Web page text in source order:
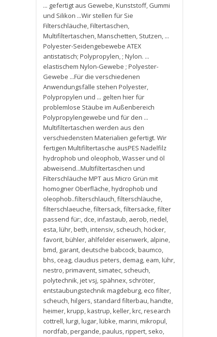
... gefertigt aus Gewebe,Kunststoff, Gummi
und Silikon ...Wir stellen für Sie
Filterschläuche,Filtertaschen,
Multifiltertaschen,Manschetten, Stutzen, ...
Polyester-Seidengebewebe ATEX
antistatisch; Polypropylen, ; Nylon. ...
elastischem Nylon-Gewebe ; Polyester-
Gewebe ...Für die verschiedenen
Anwendungsfälle stehen Polyester,
Polypropylen und ... gelten hier für
problemlose Stäube im Außenbereich
Polypropylengewebe und für den ...
Multifiltertaschen werden aus den
verschiedensten Materialien gefertigt. Wir
fertigen Multifiltertasche ausPES Nadelfilz
hydrophob und oleophob,Wasser und öl
abweisend...Multifiltertaschen und
Filterschläuche MPT aus Micro Grün mit
homogner Oberfläche,hydrophob und
oleophob..filterschlauch,filterschläuche,
filterschlaeuche,filtersack,filtersäcke,filter
passend für:, dce,infastaub, aerob,riedel,
esta,lühr,beth,intensiv, scheuch,höcker,
favorit,bühler, ahlfelder eisenwerk, alpine,
bmd, garant, deutsche babcock,baumco,
bhs, ceag, claudius peters, demag, eam,lühr,
nestro,primavent, simatec, scheuch,
polytechnik,jet vsj, spähnex, schröter,
entstaubungstechnik magdeburg, eco filter,
scheuch,hilgers, standard filterbau,handte,
heimer,krupp,kastrup,keller,krc,research
cottrell,lurgi,lugar,lübke,marini,mikropul,
nordfab,pergande,paulus,rippert, seko,